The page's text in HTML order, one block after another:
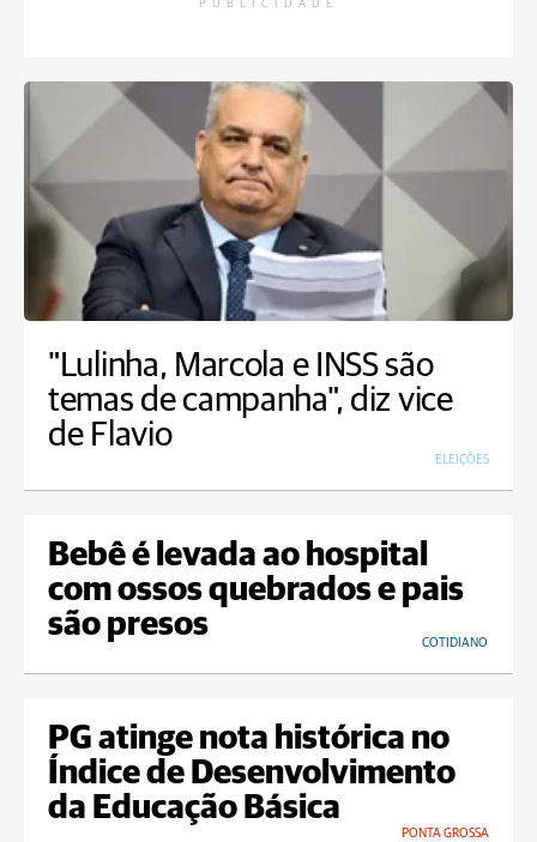
PUBLICIDADE
"Lulinha, Marcola e INSS são
temas de campanha", diz vice
de Flavio
ELEIÇÕES
Bebê é levada ao hospital
com ossos quebrados e pais
são presos
COTIDIANO
PG atinge nota histórica no
Índice de Desenvolvimento
da Educação Básica
PONTA GROSSA